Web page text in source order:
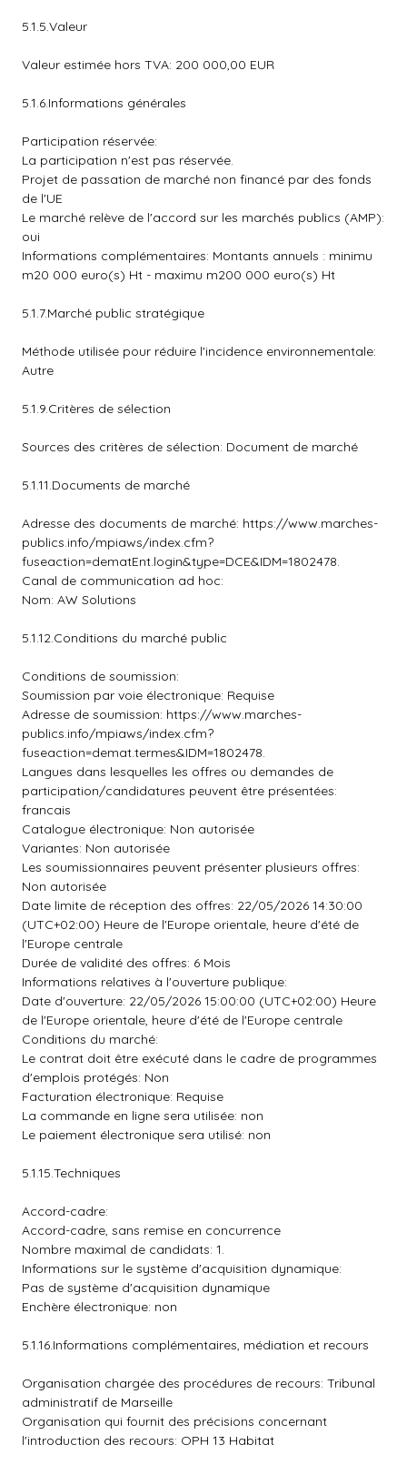
5.1.5.Valeur
Valeur estimée hors TVA: 200 000,00 EUR
5.1.6.Informations générales
Participation réservée:
La participation n'est pas réservée.
Projet de passation de marché non financé par des fonds
de l'UE
Le marché relève de l'accord sur les marchés publics (AMP):
oui
Informations complémentaires: Montants annuels : minimu
m20 000 euro(s) Ht - maximu m200 000 euro(s) Ht
5.1.7.Marché public stratégique
Méthode utilisée pour réduire l'incidence environnementale:
Autre
5.1.9.Critères de sélection
Sources des critères de sélection: Document de marché
5.1.11.Documents de marché
Adresse des documents de marché: https://www.marches-
publics.info/mpiaws/index.cfm?
fuseaction=dematEnt.login&type=DCE&IDM=1802478.
Canal de communication ad hoc:
Nom: AW Solutions
5.1.12.Conditions du marché public
Conditions de soumission:
Soumission par voie électronique: Requise
Adresse de soumission: https://www.marches-
publics.info/mpiaws/index.cfm?
fuseaction=demat.termes&IDM=1802478.
Langues dans lesquelles les offres ou demandes de
participation/candidatures peuvent être présentées:
francais
Catalogue électronique: Non autorisée
Variantes: Non autorisée
Les soumissionnaires peuvent présenter plusieurs offres:
Non autorisée
Date limite de réception des offres: 22/05/2026 14:30:00
(UTC+02:00) Heure de l'Europe orientale, heure d'été de
l'Europe centrale
Durée de validité des offres: 6 Mois
Informations relatives à l'ouverture publique:
Date d'ouverture: 22/05/2026 15:00:00 (UTC+02:00) Heure
de l'Europe orientale, heure d'été de l'Europe centrale
Conditions du marché:
Le contrat doit être exécuté dans le cadre de programmes
d'emplois protégés: Non
Facturation électronique: Requise
La commande en ligne sera utilisée: non
Le paiement électronique sera utilisé: non
5.1.15.Techniques
Accord-cadre:
Accord-cadre, sans remise en concurrence
Nombre maximal de candidats: 1.
Informations sur le système d'acquisition dynamique:
Pas de système d'acquisition dynamique
Enchère électronique: non
5.1.16.Informations complémentaires, médiation et recours
Organisation chargée des procédures de recours: Tribunal
administratif de Marseille
Organisation qui fournit des précisions concernant
l'introduction des recours: OPH 13 Habitat